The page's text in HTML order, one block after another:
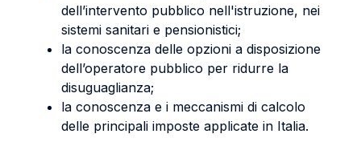
dell’intervento pubblico nell'istruzione, nei
sistemi sanitari e pensionistici;
la conoscenza delle opzioni a disposizione
dell’operatore pubblico per ridurre la
disuguaglianza;
la conoscenza e i meccanismi di calcolo
delle principali imposte applicate in Italia.